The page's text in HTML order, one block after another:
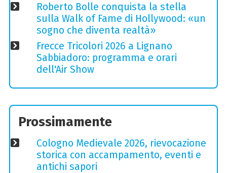
Roberto Bolle conquista la stella
sulla Walk of Fame di Hollywood: «un
sogno che diventa realtà»
Frecce Tricolori 2026 a Lignano
Sabbiadoro: programma e orari
dell'Air Show
Prossimamente
Cologno Medievale 2026, rievocazione
storica con accampamento, eventi e
antichi sapori